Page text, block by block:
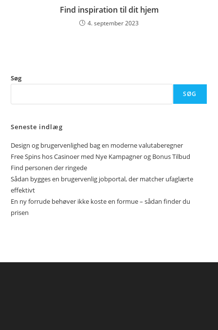
Find inspiration til dit hjem
4. september 2023
Søg
SØG
Seneste indlæg
Design og brugervenlighed bag en moderne valutaberegner
Free Spins hos Casinoer med Nye Kampagner og Bonus Tilbud
Find personen der ringede
Sådan bygges en brugervenlig jobportal, der matcher ufaglærte
effektivt
En ny forrude behøver ikke koste en formue – sådan finder du
prisen